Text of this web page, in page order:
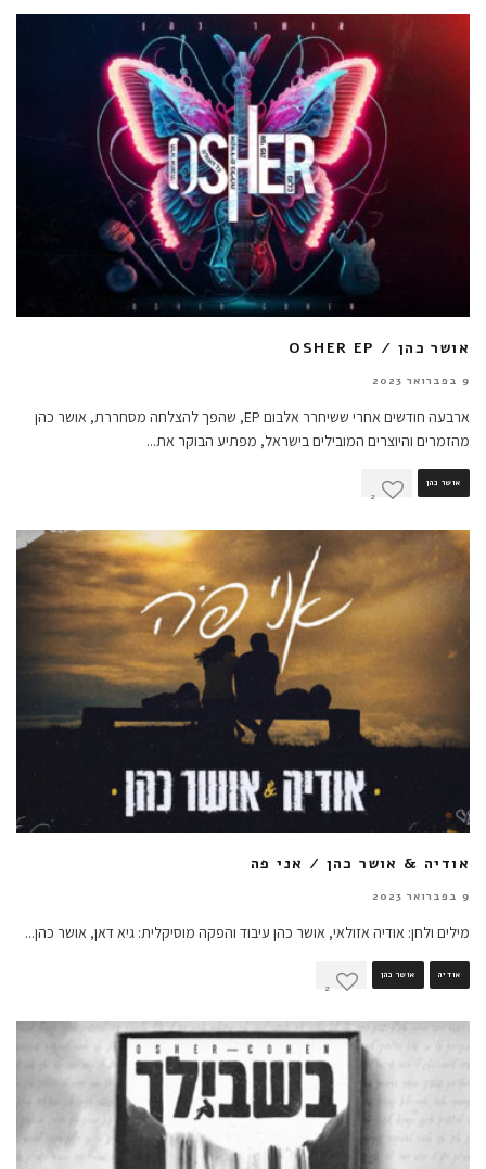
אושר כהן / OSHER EP
9 בפברואר 2023
ארבעה חודשים אחרי ששיחרר אלבום EP, שהפך להצלחה מסחררת, אושר כהן
מהזמרים והיוצרים המובילים בישראל, מפתיע הבוקר את...
אושר כהן
2
אודיה & אושר כהן / אני פה
9 בפברואר 2023
מילים ולחן: אודיה אזולאי, אושר כהן עיבוד והפקה מוסיקלית: גיא דאן, אושר כהן...
אודיה אושר כהן
2